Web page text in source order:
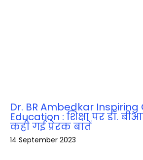
Dr. BR Ambedkar Inspiring
Education : शिक्षा पर डॉ.
कही गई प्रेरक बातें
14 September 2023